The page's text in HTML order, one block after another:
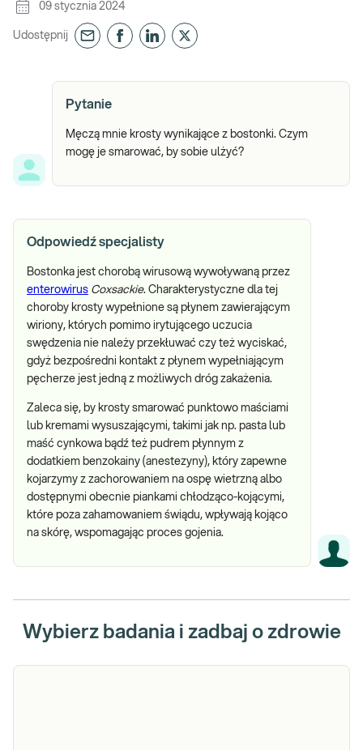
09 stycznia 2024
Udostępnij
Pytanie
Męczą mnie krosty wynikające z bostonki. Czym
mogę je smarować, by sobie ulżyć?
Odpowiedź specjalisty
Bostonka jest chorobą wirusową wywoływaną przez
enterowirus Coxsackie. Charakterystyczne dla tej
choroby krosty wypełnione są płynem zawierającym
wiriony, których pomimo irytującego uczucia
swędzenia nie należy przekłuwać czy też wyciskać,
gdyż bezpośredni kontakt z płynem wypełniającym
pęcherze jest jedną z możliwych dróg zakażenia.
Zaleca się, by krosty smarować punktowo maściami
lub kremami wysuszającymi, takimi jak np. pasta lub
maść cynkowa bądź też pudrem płynnym z
dodatkiem benzokainy (anestezyny), który zapewne
kojarzymy z zachorowaniem na ospę wietrzną albo
dostępnymi obecnie piankami chłodząco-kojącymi,
które poza zahamowaniem świądu, wpływają kojąco
na skórę, wspomagając proces gojenia.
Wybierz badania i zadbaj o zdrowie